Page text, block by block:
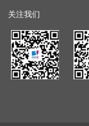
关注我们